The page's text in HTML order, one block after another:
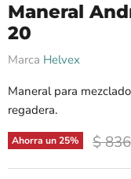
Maneral
20
Marca Helvex
Maneral para
regadera.
Ahorra un25% $